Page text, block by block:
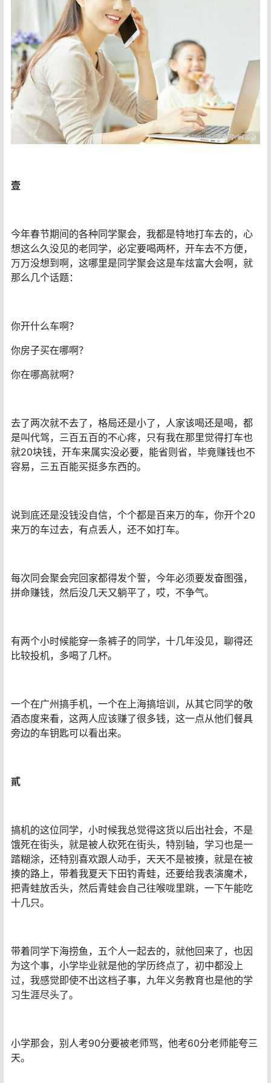
壹
今年春节期间的各种同学聚会，我都是特地打车去的，心
想这么久没见的老同学，必定要喝两杯，开车去不方便，
万万没想到啊，这哪里是同学聚会这是车炫富大会啊，就
那么几个话题：
你开什么车啊？
你房子买在哪啊？
你在哪高就啊？
去了两次就不去了，格局还是小了，人家该喝还是喝，都
是叫代驾，三百五百的不心疼，只有我在那里觉得打车也
就20块钱，开车来属实没必要，能省则省，毕竟赚钱也不
容易，三五百能买挺多东西的。
说到底还是没钱没自信，个个都是百来万的车，你开个20
来万的车过去，有点丢人，还不如打车。
每次同会聚会完回家都得发个誓，今年必须要发奋图强，
拼命赚钱，然后没几天又躺平了，哎，不争气。
有两个小时候能穿一条裤子的同学，十几年没见，聊得还
比较投机，多喝了几杯。
一个在广州搞手机，一个在上海搞培训，从其它同学的敬
酒态度来看，这两人应该赚了很多钱，这一点从他们餐具
旁边的车钥匙可以看出来。
貳
搞机的这位同学，小时候我总觉得这货以后出社会，不是
饿死在街头，就是被人砍死在街头，特别轴，学习也是一
踏糊涂，还特别喜欢跟人动手，天天不是被揍，就是在被
揍的路上，带着我夏天下田钓青蛙，还要给我表演魔术，
把青蛙放舌头，然后青蛙会自己往喉咙里跳，一下午能吃
十几只。
带着同学下海捞鱼，五个人一起去的，就他回来了，也因
为这个事，小学毕业就是他的学历终点了，初中都没上
过，我感觉即使不出这档子事，九年义务教育也是他的学
习生涯尽头了。
小学那会，别人考90分要被老师骂，他考60分老师能夸三
天。